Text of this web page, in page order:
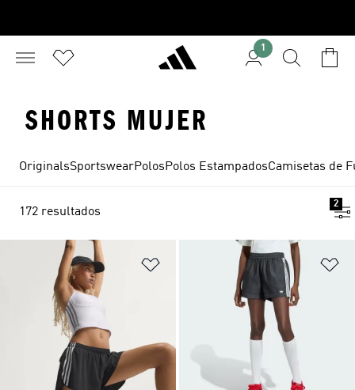
1
SHORTS MUJER
OriginalsSportswearPolosPolos EstampadosCamisetas de
172 resultados
2
Añadir a la lista de deseos